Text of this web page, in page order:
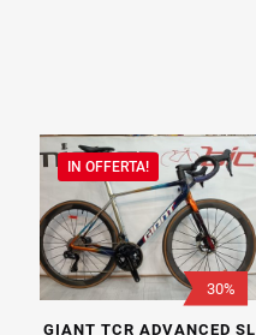
IN OFFERTA!
30%
GIANT TCR ADVANCED SL